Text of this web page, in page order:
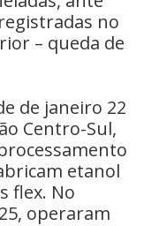
no
– queda de
de janeiro 22
Centro-Sul,
etanol
flex. No
operaram